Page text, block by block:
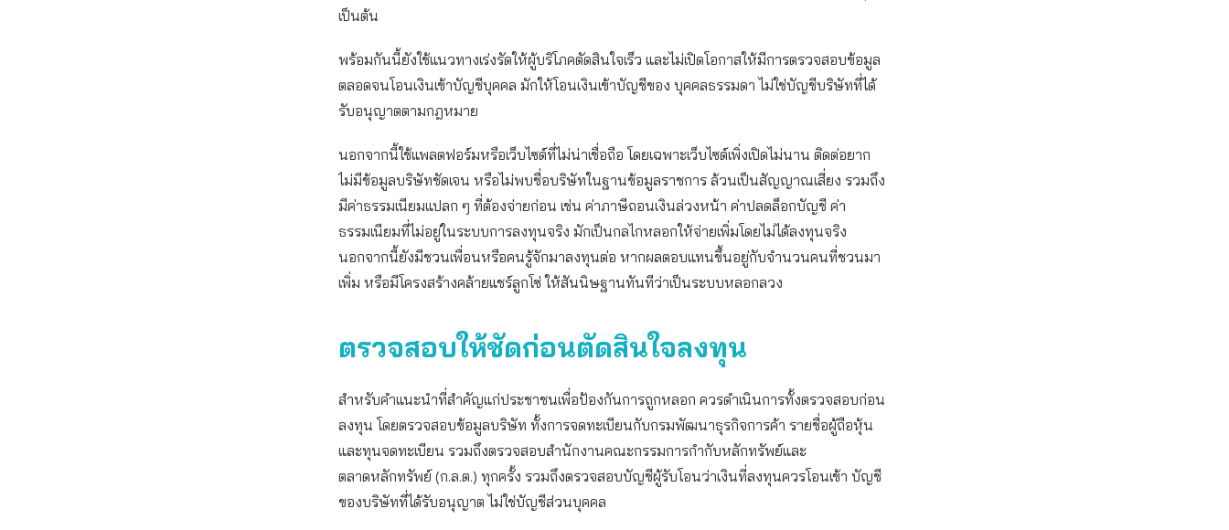
เป็นต้น
พร้อมกันนี้ยังใช้แนวทางเร่งรัดให้ผู้บริโภคตัดสินใจเร็ว และไม่เปิดโอกาสให้มีการตรวจสอบข้อมูล
ตลอดจนโอนเงินเข้าบัญชีบุคคล มักให้โอนเงินเข้าบัญชีของ บุคคลธรรมดา ไม่ใช่บัญชีบริษัทที่ได้
รับอนุญาตตามกฎหมาย
นอกจากนี้ใช้แพลตฟอร์มหรือเว็บไซต์ที่ไม่น่าเชื่อถือ โดยเฉพาะเว็บไซต์เพิ่งเปิดไม่นาน ติดต่อยาก
ไม่มีข้อมูลบริษัทชัดเจน หรือไม่พบชื่อบริษัทในฐานข้อมูลราชการ ล้วนเป็นสัญญาณเสี่ยง รวมถึง
มีค่าธรรมเนียมแปลก ๆ ที่ต้องจ่ายก่อน เช่น ค่าภาษีถอนเงินล่วงหน้า ค่าปลดล็อกบัญชี ค่า
ธรรมเนียมที่ไม่อยู่ในระบบการลงทุนจริง มักเป็นกลไกหลอกให้จ่ายเพิ่มโดยไม่ได้ลงทุนจริง
นอกจากนี้ยังมีชวนเพื่อนหรือคนรู้จักมาลงทุนต่อ หากผลตอบแทนขึ้นอยู่กับจำนวนคนที่ชวนมา
เพิ่ม หรือมีโครงสร้างคล้ายแชร์ลูกโซ่ ให้สันนิษฐานทันทีว่าเป็นระบบหลอกลวง
ตรวจสอบให้ชัดก่อนตัดสินใจลงทุน
สำหรับคำแนะนำที่สำคัญแก่ประชาชนเพื่อป้องกันการถูกหลอก ควรดำเนินการทั้งตรวจสอบก่อน
ลงทุน โดยตรวจสอบข้อมูลบริษัท ทั้งการจดทะเบียนกับกรมพัฒนาธุรกิจการค้า รายชื่อผู้ถือหุ้น
และทุนจดทะเบียน รวมถึงตรวจสอบสำนักงานคณะกรรมการกำกับหลักทรัพย์และ
ตลาดหลักทรัพย์ (ก.ล.ต.) ทุกครั้ง รวมถึงตรวจสอบบัญชีผู้รับโอนว่าเงินที่ลงทุนควรโอนเข้า บัญชี
ของบริษัทที่ได้รับอนุญาต ไม่ใช่บัญชีส่วนบุคคล